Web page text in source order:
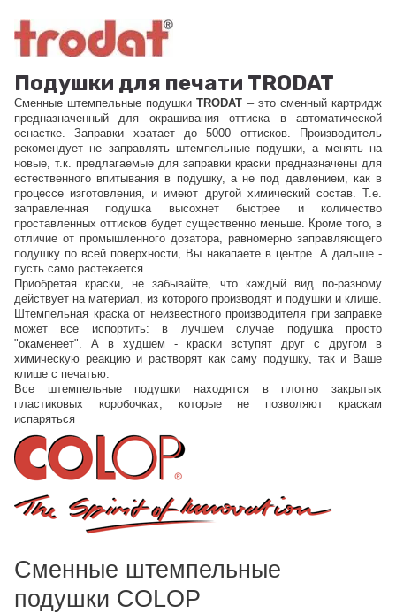
Подушки для печати TRODAT
Сменные штемпельные подушкиTRODAT – это сменный картридж
предназначенный для окрашивания оттиска в автоматической
оснастке. Заправки хватает до 5000 оттисков. Производитель
рекомендует не заправлять штемпельные подушки, а менять на
новые, т.к. предлагаемые для заправки краски предназначены для
естественного впитывания в подушку, а не под давлением, как в
процессе изготовления, и имеют другой химический состав. Т.е.
заправленная подушка высохнет быстрее и количество
проставленных оттисков будет существенно меньше. Кроме того, в
отличие от промышленного дозатора, равномерно заправляющего
подушку по всей поверхности, Вы накапаете в центре. А дальше -
пусть само растекается.
Приобретая краски, не забывайте, что каждый вид по-разному
действует на материал, из которого производят и подушки и клише.
Штемпельная краска от неизвестного производителя при заправке
может все испортить: в лучшем случае подушка просто
"окаменеет". А в худшем - краски вступят друг с другом в
химическую реакцию и растворят как саму подушку, так и Ваше
клише с печатью.
Все штемпельные подушки находятся в плотно закрытых
пластиковых коробочках, которые не позволяют краскам
испаряться
Сменные штемпельные
подушки COLOP